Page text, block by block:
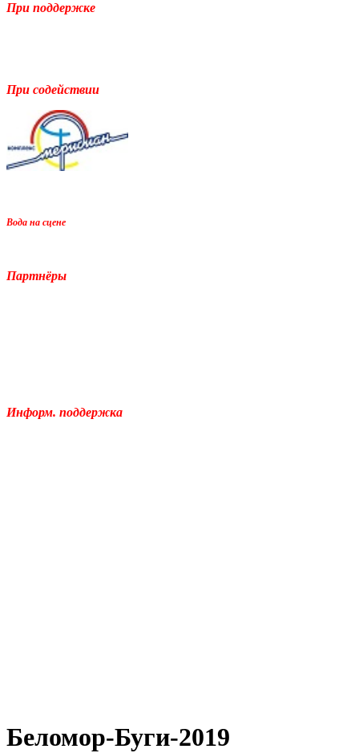
При поддержке
При содействии
Вода на сцене
Партнёры
Информ. поддержка
Беломор-Буги-2019